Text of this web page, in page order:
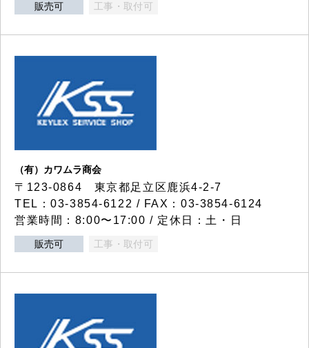
販売可 工事・取付可
（有）カワムラ商会
〒123-0864 東京都足立区鹿浜4-2-7
TEL：03-3854-6122 / FAX：03-3854-6124
営業時間：8:00〜17:00 / 定休日：土・日
販売可 工事・取付可